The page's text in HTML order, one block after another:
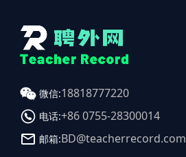
微信:18818777220
电话:+86 0755-28300014
邮箱:BD@teacherrecord.com